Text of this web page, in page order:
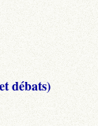
débats)